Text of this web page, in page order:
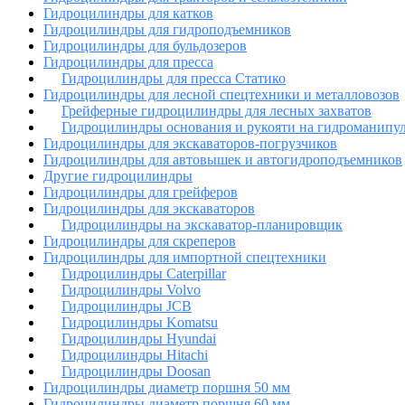
Гидроцилиндры для катков
Гидроцилиндры для гидроподъемников
Гидроцилиндры для бульдозеров
Гидроцилиндры для пресса
Гидроцилиндры для пресса Статико
Гидроцилиндры для лесной спецтехники и металловозов
Грейферные гидроцилиндры для лесных захватов
Гидроцилиндры основания и рукояти на
Гидроцилиндры для экскаваторов-погрузчиков
Гидроцилиндры для автовышек и автогидроподъемников
Другие гидроцилиндры
Гидроцилиндры для грейферов
Гидроцилиндры для экскаваторов
Гидроцилиндры на экскаватор-планировщик
Гидроцилиндры для скреперов
Гидроцилиндры для импортной спецтехники
Гидроцилиндры Caterpillar
Гидроцилиндры Volvo
Гидроцилиндры JCB
Гидроцилиндры Komatsu
Гидроцилиндры Hyundai
Гидроцилиндры Hitachi
Гидроцилиндры Doosan
Гидроцилиндры диаметр поршня 50 мм